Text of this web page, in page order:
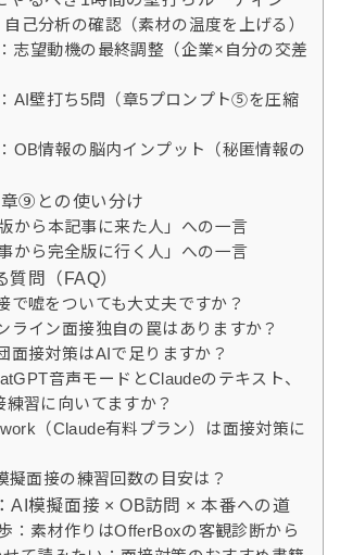
己分析の確認（素材の温度を上げる）
志望動機の最終調整（企業×自分の交差
AI壁打ち5問（章5プロンプト⑤を圧縮
OB情報の脳内インプット（秘匿情報の
⑨との使い分け
版から本記事に来た人」への一言
事から完全版に行く人」への一言
質問（FAQ）
で嘘をついても大丈夫ですか？
ライン面接独自の罠はありますか？
面接対策はAIで足りますか？
音声モードとClaudeのテキスト、
練習に向いてますか？
（Claude有料プラン）は面接対策に
擬面接の練習回数の目安は？
AI模擬面接 × OB訪問 × 本番への道
：素材作りはOfferBoxの客観診断から